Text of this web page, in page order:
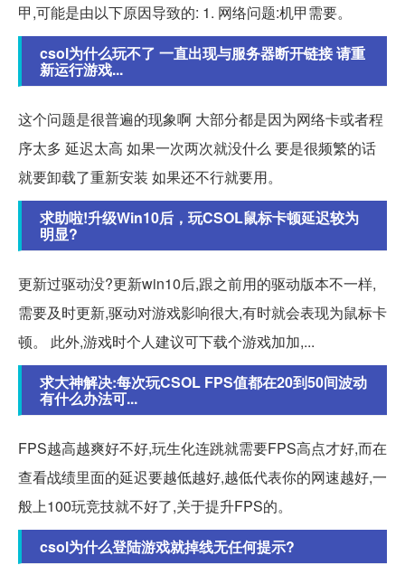
甲,可能是由以下原因导致的: 1. 网络问题:机甲需要。
csol为什么玩不了 一直出现与服务器断开链接 请重
新运行游戏...
这个问题是很普遍的现象啊 大部分都是因为网络卡或者程
序太多 延迟太高 如果一次两次就没什么 要是很频繁的话
就要卸载了重新安装 如果还不行就要用。
求助啦!升级Win10后，玩CSOL鼠标卡顿延迟较为
明显?
更新过驱动没?更新win10后,跟之前用的驱动版本不一样,
需要及时更新,驱动对游戏影响很大,有时就会表现为鼠标卡
顿。 此外,游戏时个人建议可下载个游戏加加,...
求大神解决:每次玩CSOL FPS值都在20到50间波动
有什么办法可...
FPS越高越爽好不好,玩生化连跳就需要FPS高点才好,而在
查看战绩里面的延迟要越低越好,越低代表你的网速越好,一
般上100玩竞技就不好了,关于提升FPS的。
csol为什么登陆游戏就掉线无任何提示?